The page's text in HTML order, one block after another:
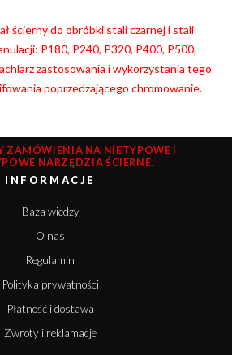
ścierny do obróbki stali czarnej i stali
P180, P240, P320, P400, P500,
zastosowania i wykorzystania tego
poprzedzającego chromowanie.
ZAMÓWIENIA NA NIETYPOWE I
NARZĘDZIA ŚCIERNE.
INFORMACJE
Baza wiedzy
O nas
Regulamin
Polityka prywatności
Płatność i dostawa
Zwroty i reklamacje